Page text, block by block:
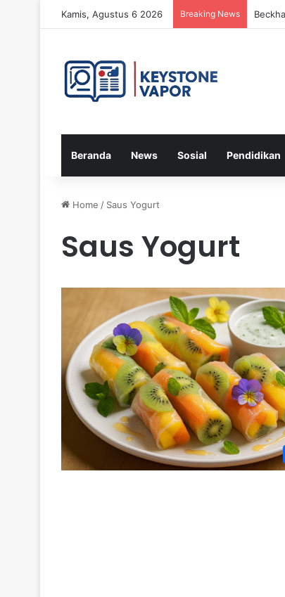
Kamis, Agustus 6 2026 Breaking News
Beranda News Sosial Pendidikan
Home / Saus Yogurt
Saus Yogurt